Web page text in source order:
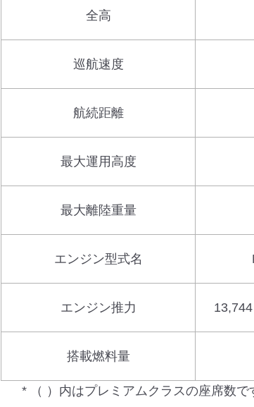
全高
巡航速度
航続距離
最大運用高度
最大離陸重量
エンジン型式名
エンジン推力
搭載燃料量
* （ ）内はプレミアムクラスの座席数で